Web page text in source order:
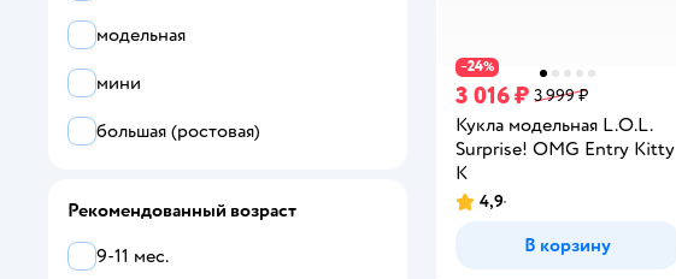
−24%
3 016 ₽ 3 999 ₽
Кукла модельная L.O.L.
Surprise! OMG Entry Kitty
K
Рейтинг:
4,9
В корзину
Все
Abtoys
AltairToys
Amico
модельная
мини
большая (ростовая)
Рекомендованный возраст
9-11 мес.